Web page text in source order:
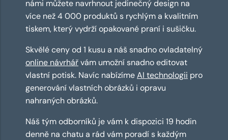
námi můžete navrhnout jedinečný design na
více než 4 000 produktů s rychlým a kvalitním
tiskem, který vydrží opakované praní i sušičku.
Skvělé ceny od 1 kusu a náš snadno ovladatelný
online návrhářvám umožní snadno editovat
vlastní potisk. Navíc nabízímeAI technologii pro
generování vlastních obrázků i opravu
nahraných obrázků.
Náš tým odborníků je vám k dispozici 19 hodin
denně na chatu a rád vám poradí s každým